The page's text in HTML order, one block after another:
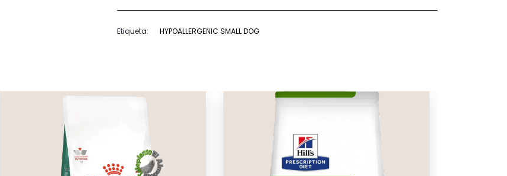
Small
cantidad
Etiqueta: HYPOALLERGENIC SMALL DOG